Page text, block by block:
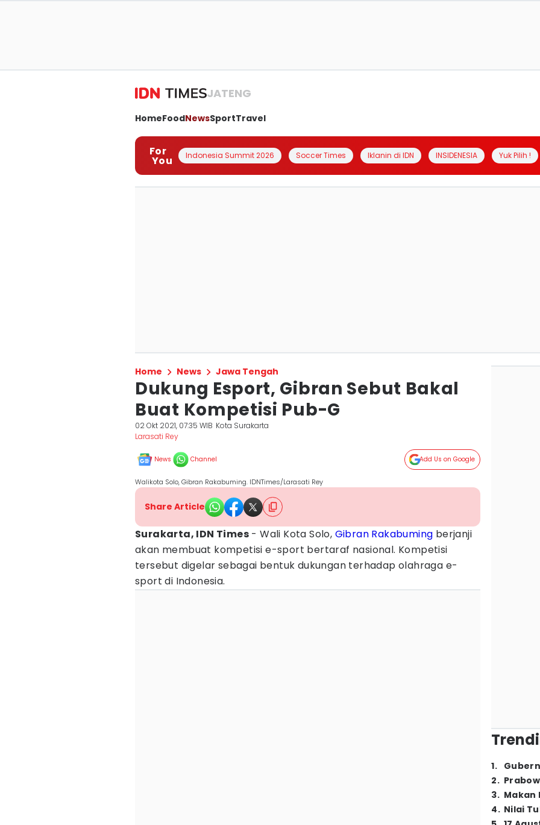
JATENG
HomeFoodNewsSportTravel
For
You Indonesia Summit 2026 Soccer Times Iklanin di IDN INSIDENESIA Yuk Pilih !
Home News Jawa Tengah
Dukung Esport, Gibran Sebut Bakal
Buat Kompetisi Pub-G
02 Okt 2021, 07:35 WIB Kota Surakarta
Larasati Rey
News Channel Add Us on Google
Walikota Solo, Gibran Rakabuming. IDNTimes/Larasati Rey
Share Article
Surakarta, IDN Times - Wali Kota Solo, Gibran Rakabuming berjanji
akan membuat kompetisi e-sport bertaraf nasional. Kompetisi
tersebut digelar sebagai bentuk dukungan terhadap olahraga e-
sport di Indonesia.
1.
2.
3. Makan
4. Nilai